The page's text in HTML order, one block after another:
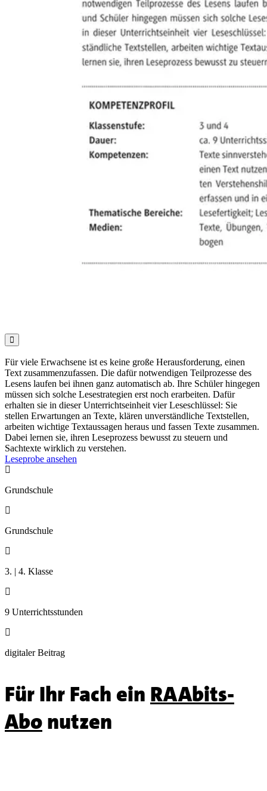

Für viele Erwachsene ist es keine große Herausforderung, einen
Text zusammenzufassen. Die dafür notwendigen Teilprozesse des
Lesens laufen bei ihnen ganz automatisch ab. Ihre Schüler hingegen
müssen sich solche Lesestrategien erst noch erarbeiten. Dafür
erhalten sie in dieser Unterrichtseinheit vier Leseschlüssel: Sie
stellen Erwartungen an Texte, klären unverständliche Textstellen,
arbeiten wichtige Textaussagen heraus und fassen Texte zusammen.
Dabei lernen sie, ihren Leseprozess bewusst zu steuern und
Sachtexte wirklich zu verstehen.
Leseprobe ansehen

Grundschule

Grundschule

3. | 4. Klasse

9 Unterrichtsstunden

digitaler Beitrag
Für Ihr Fach ein RAAbits-
Abonutzen